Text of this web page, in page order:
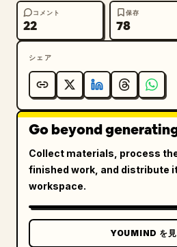
のディテール",
    "contrast": "スポーツポスターらしい強いコント
ラスト"
  },
  "composition": {
    "camera_angle": "クローズアップの横顔",
    "framing": "上半身のポートレート",
    "depth_of_field": "浅い被写界深度",
手"
  },
  "branding": {
    "tournament": "FIFA ワールドカップ 2026",
    "logo": "公式 FIFA ワールドカップ 2026 ロゴ
をエレガントに統合",
コメント
22
保存
78
シェア
Go beyond
Collect materials, process
finished work, and distribute
workspace.
YOUMIND を見